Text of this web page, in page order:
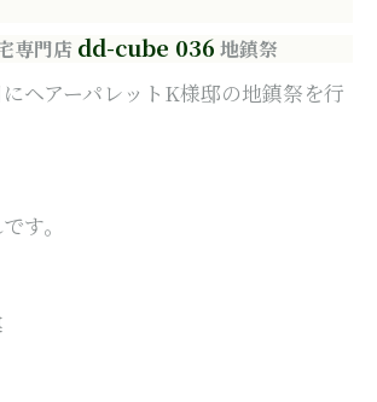
専門店 dd-cube 036 地鎮祭
ヘアーパレットK様邸の地鎮祭を行
す。